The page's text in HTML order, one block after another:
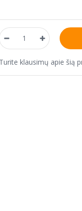
Turite klausimų apie šią